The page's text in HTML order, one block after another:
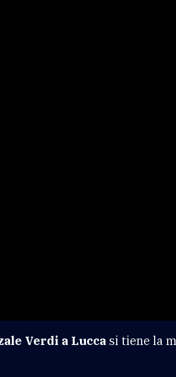
Verdi a Lucca si tiene la